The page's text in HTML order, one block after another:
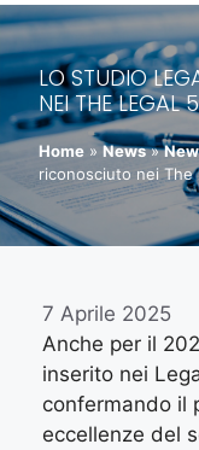
LO STUDIO
NEI THE LEGAL
Home » News »
riconosciuto nei The
7 Aprile 2025
Anche per il
inserito nei
confermando il
eccellenze del